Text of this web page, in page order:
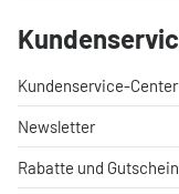
Kundenservice-Center
Newsletter
Rabatte und